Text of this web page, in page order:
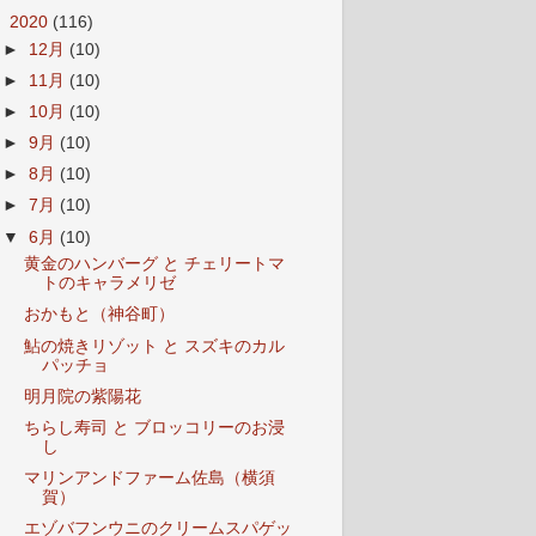
2020 (116)
► 12月 (10)
► 11月 (10)
► 10月 (10)
►9月 (10)
►8月 (10)
►7月 (10)
▼6月 (10)
黄金のハンバーグ と チェリートマ
トのキャラメリゼ
おかもと（神谷町）
鮎の焼きリゾット と スズキのカル
パッチョ
明月院の紫陽花
ちらし寿司 と ブロッコリーのお浸
し
マリンアンドファーム佐島（横須
賀）
エゾバフンウニのクリームスパゲッ